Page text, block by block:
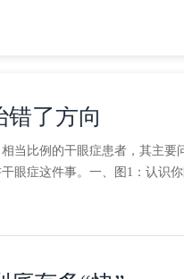
错了方向
比例的干眼症患者，其主要
症这件事。一、图1：认识